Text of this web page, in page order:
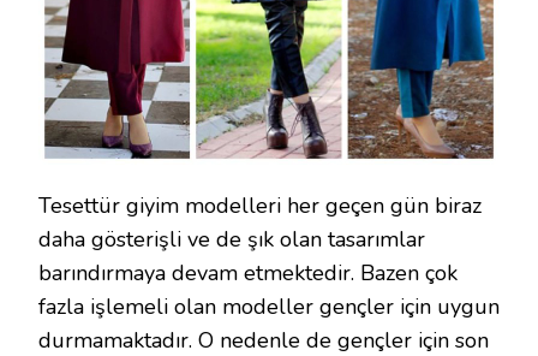
Tesettür giyim modelleri her geçen gün biraz
daha gösterişli ve de şık olan tasarımlar
barındırmaya devam etmektedir. Bazen çok
fazla işlemeli olan modeller gençler için uygun
durmamaktadır. O nedenle de gençler için son